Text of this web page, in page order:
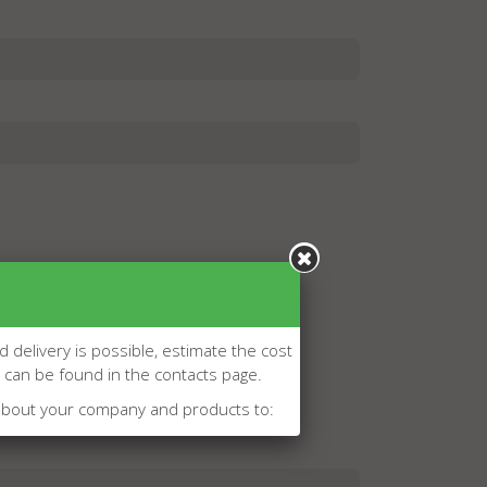
delivery is possible, estimate the cost
can be found in the contacts page.
your company and products to: